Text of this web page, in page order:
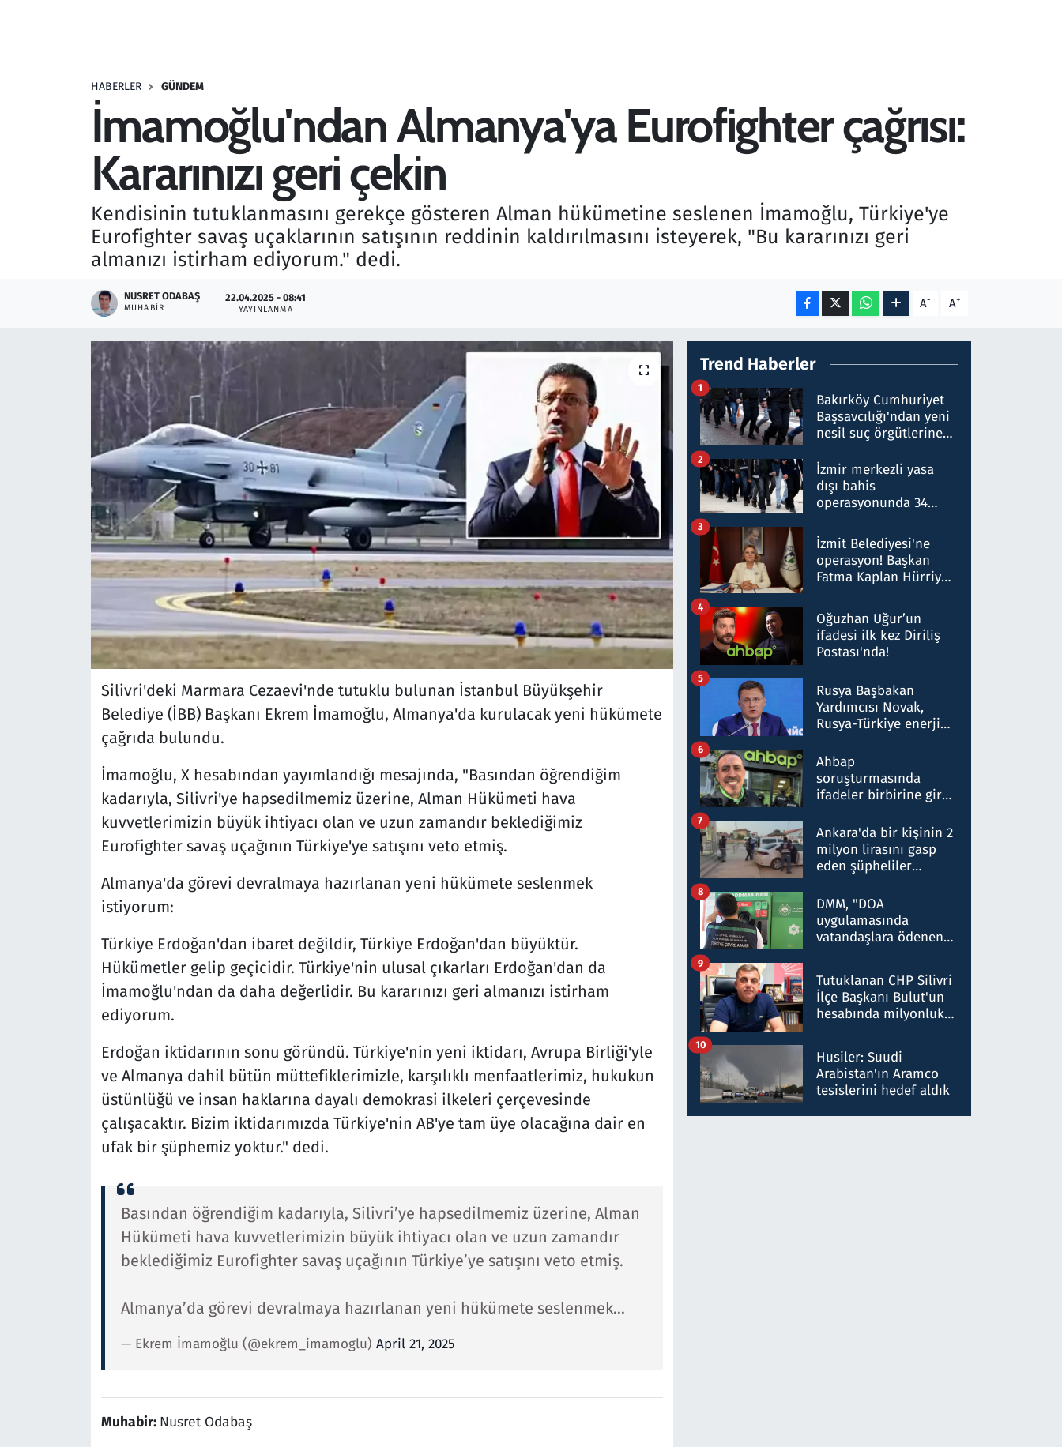
HABERLER GÜNDEM
İmamoğlu'ndan Almanya'ya Eurofighter çağrısı:
Kararınızı geri çekin
Kendisinin tutuklanmasını gerekçe gösteren Alman hükümetine seslenen İmamoğlu, Türkiye'ye
Eurofighter savaş uçaklarının satışının reddinin kaldırılmasını isteyerek, "Bu kararınızı geri
almanızı istirham ediyorum." dedi.
NUSRET ODABAŞ
MUHABIR
22.04.2025 - 08:41
YAYINLANMA A- A+
Silivri'deki Marmara Cezaevi'nde tutuklu bulunan İstanbul Büyükşehir
Belediye (İBB) Başkanı Ekrem İmamoğlu, Almanya'da kurulacak yeni hükümete
çağrıda bulundu.
İmamoğlu, X hesabından yayımlandığı mesajında, "Basından öğrendiğim
kadarıyla, Silivri'ye hapsedilmemiz üzerine, Alman Hükümeti hava
kuvvetlerimizin büyük ihtiyacı olan ve uzun zamandır beklediğimiz
Eurofighter savaş uçağının Türkiye'ye satışını veto etmiş.
Almanya'da görevi devralmaya hazırlanan yeni hükümete seslenmek
istiyorum:
Türkiye Erdoğan'dan ibaret değildir, Türkiye Erdoğan'dan büyüktür.
Hükümetler gelip geçicidir. Türkiye'nin ulusal çıkarları Erdoğan'dan da
İmamoğlu'ndan da daha değerlidir. Bu kararınızı geri almanızı istirham
ediyorum.
Erdoğan iktidarının sonu göründü. Türkiye'nin yeni iktidarı, Avrupa Birliği'yle
ve Almanya dahil bütün müttefiklerimizle, karşılıklı menfaatlerimiz, hukukun
üstünlüğü ve insan haklarına dayalı demokrasi ilkeleri çerçevesinde
çalışacaktır. Bizim iktidarımızda Türkiye'nin AB'ye tam üye olacağına dair en
ufak bir şüphemiz yoktur." dedi.
Basından öğrendiğim kadarıyla, Silivri’ye hapsedilmemiz üzerine, Alman
Hükümeti hava kuvvetlerimizin büyük ihtiyacı olan ve uzun zamandır
beklediğimiz Eurofighter savaş uçağının Türkiye’ye satışını veto etmiş.
Almanya’da görevi devralmaya hazırlanan yeni hükümete seslenmek…
— Ekrem İmamoğlu (@ekrem_imamoglu) April 21, 2025
Muhabir: Nusret Odabaş
Trend Haberler
Bakırköy Cumhuriyet
Başsavcılığı'ndan yeni
nesil suç örgütlerine
hakkında gözaltı kararı
1
İzmir merkezli yasa
dışı bahis
operasyonunda 34
Milyar liralık para
trafiği tespit edildi
2
İzmit Belediyesi'ne
operasyon! Başkan
Fatma Kaplan Hürriyet
3
Oğuzhan Uğur’un
ifadesi ilk kez Diriliş
Postası'nda!
4
Rusya Başbakan
Yardımcısı Novak,
Rusya-Türkiye enerji
nitelikte olduğunu
belirtti
5
Ahbap
soruşturmasında
ifadeler birbirine girdi:
ifadelerinden ortaya
çıkan tablo şok etti
6
Ankara'da bir kişinin 2
milyon lirasını gasp
eden şüpheliler
7
DMM, "DOA
uygulamasında
vatandaşlara ödenen
düşürüldüğü" iddiasını
yalanladı
8
Tutuklanan CHP Silivri
İlçe Başkanı Bulut'un
hesabında milyonluk
talimat verdi, ben
gönderdim
9
Husiler: Suudi
Arabistan'ın Aramco
tesislerini hedef aldık
10
Savunma Sanayi
Televizyon